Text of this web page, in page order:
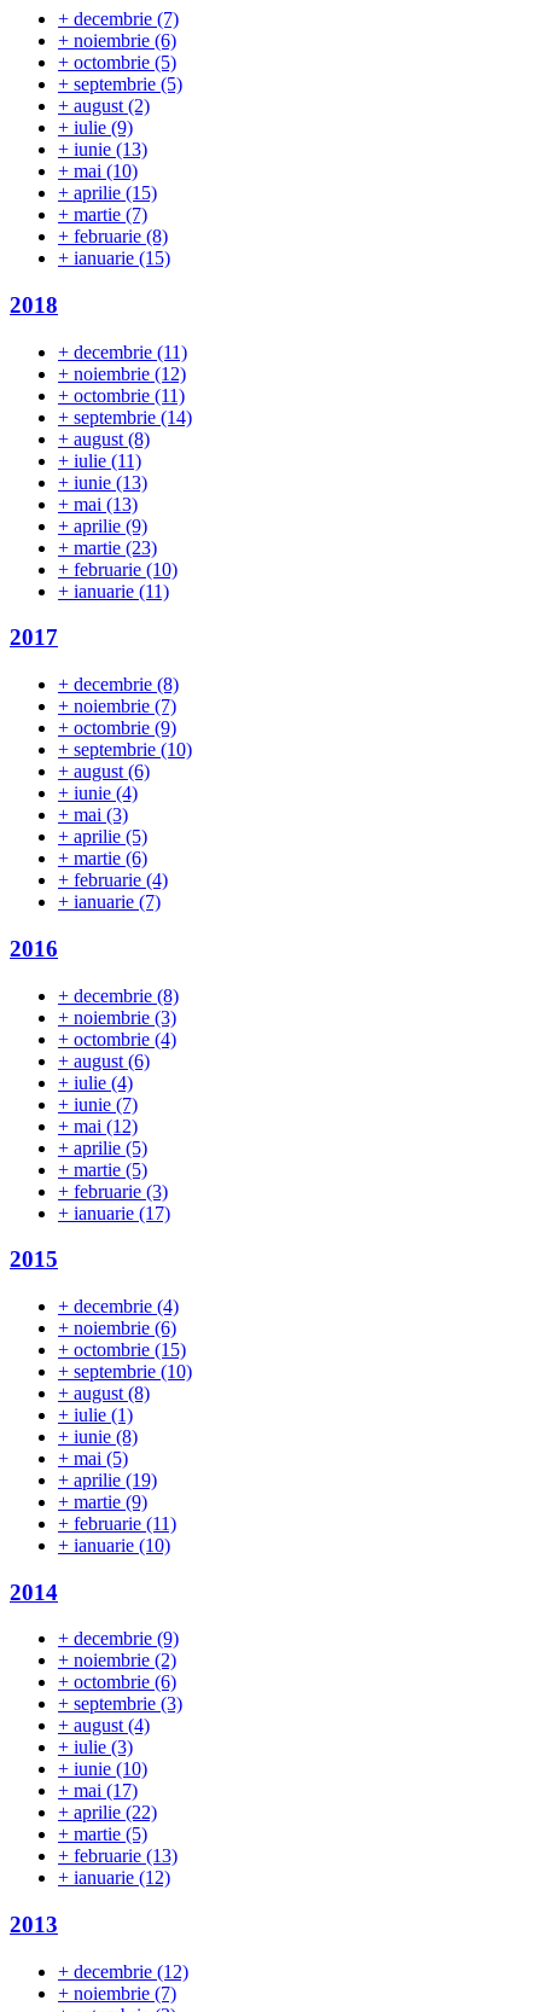
+ decembrie (7)
+ noiembrie (6)
+ octombrie (5)
+ septembrie (5)
+ august (2)
+ iulie (9)
+ iunie (13)
+ mai (10)
+ aprilie (15)
+ martie (7)
+ februarie (8)
+ ianuarie (15)
2018
+ decembrie (11)
+ noiembrie (12)
+ octombrie (11)
+ septembrie (14)
+ august (8)
+ iulie (11)
+ iunie (13)
+ mai (13)
+ aprilie (9)
+ martie (23)
+ februarie (10)
+ ianuarie (11)
2017
+ decembrie (8)
+ noiembrie (7)
+ octombrie (9)
+ septembrie (10)
+ august (6)
+ iunie (4)
+ mai (3)
+ aprilie (5)
+ martie (6)
+ februarie (4)
+ ianuarie (7)
2016
+ decembrie (8)
+ noiembrie (3)
+ octombrie (4)
+ august (6)
+ iulie (4)
+ iunie (7)
+ mai (12)
+ aprilie (5)
+ martie (5)
+ februarie (3)
+ ianuarie (17)
2015
+ decembrie (4)
+ noiembrie (6)
+ octombrie (15)
+ septembrie (10)
+ august (8)
+ iulie (1)
+ iunie (8)
+ mai (5)
+ aprilie (19)
+ martie (9)
+ februarie (11)
+ ianuarie (10)
2014
+ decembrie (9)
+ noiembrie (2)
+ octombrie (6)
+ septembrie (3)
+ august(4)
+ iulie (3)
+ iunie (10)
+ mai (17)
+ aprilie (22)
+ martie (5)
+ februarie (13)
+ ianuarie (12)
2013
+ decembrie (12)
+ noiembrie (7)